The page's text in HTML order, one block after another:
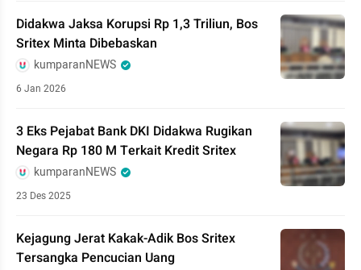
Didakwa Jaksa Korupsi Rp 1,3 Triliun, Bos
Sritex Minta Dibebaskan
kumparanNEWS
6 Jan 2026
3 Eks Pejabat Bank DKI Didakwa Rugikan
Negara Rp 180 M Terkait Kredit Sritex
kumparanNEWS
23 Des 2025
Kejagung Jerat Kakak-Adik Bos Sritex
Tersangka Pencucian Uang